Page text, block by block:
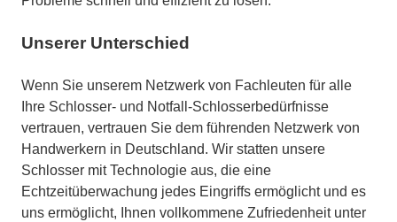
Unserer Unterschied
Wenn Sie unserem Netzwerk von Fachleuten für alle
Ihre Schlosser- und Notfall-Schlosserbedürfnisse
vertrauen, vertrauen Sie dem führenden Netzwerk von
Handwerkern in Deutschland. Wir statten unsere
Schlosser mit Technologie aus, die eine
Echtzeitüberwachung jedes Eingriffs ermöglicht und es
uns ermöglicht, Ihnen vollkommene Zufriedenheit unter